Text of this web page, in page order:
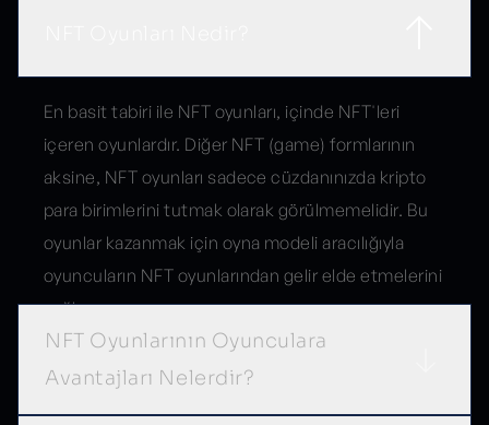
En basit tabiri ile NFT oyunları, içinde NFT'leri
içeren oyunlardır. Diğer NFT (game) formlarının
aksine, NFT oyunları sadece cüzdanınızda kripto
para birimlerini tutmak olarak görülmemelidir. Bu
oyunlar kazanmak için oyna modeli aracılığıyla
oyuncuların NFT oyunlarından gelir elde etmelerini
sağlar.
NFT Oyunlarının Oyunculara
Avantajları Nelerdir?